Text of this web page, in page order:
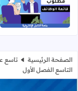
اقرأ
الصفحة الرئيسية تاسع
التاسع الفصل الأول